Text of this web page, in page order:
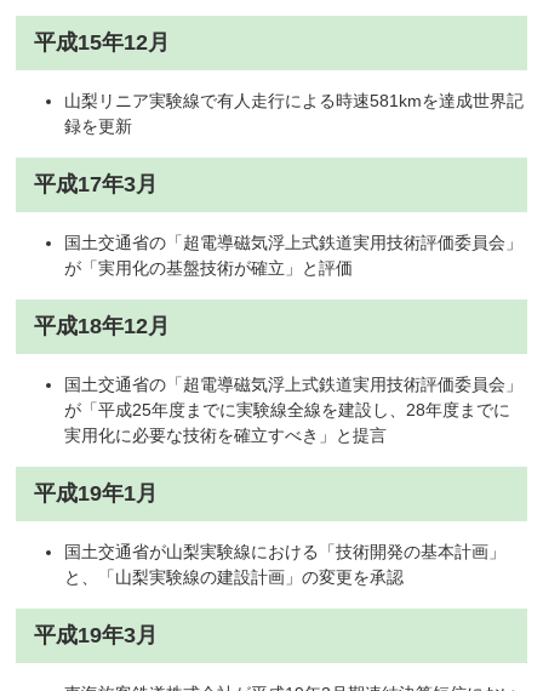
平成15年12月
山梨リニア実験線で有人走行による時速581kmを達成世界記
録を更新
平成17年3月
国土交通省の「超電導磁気浮上式鉄道実用技術評価委員会」
が「実用化の基盤技術が確立」と評価
平成18年12月
国土交通省の「超電導磁気浮上式鉄道実用技術評価委員会」
が「平成25年度までに実験線全線を建設し、28年度までに
実用化に必要な技術を確立すべき」と提言
平成19年1月
国土交通省が山梨実験線における「技術開発の基本計画」
と、「山梨実験線の建設計画」の変更を承認
平成19年3月